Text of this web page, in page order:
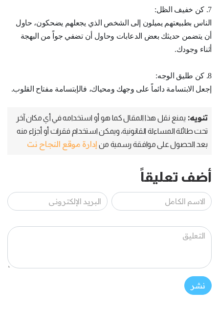
7. كن خفيف الظل:
الناس بطبيعتهم يميلون إلى الشخص الذي يجعلهم يضحكون، حاول
أن يتضمن حديثك بعض الدعابات وحاول أن تضفي جواً من البهجة
أثناء وجودك.
8. كن طليق الوجه:
إجعل الابتسامة دائماً على وجهك ومحياك، فالإبتسامة مفتاح القلوب.
تنويه: يمنع نقل هذا المقال كما هو أو استخدامه في أي مكان آخر
تحت طائلة المساءلة القانونية، ويمكن استخدام فقرات أو أجزاء منه
بعد الحصول على موافقة رسمية من إدارة موقع النجاح نت
أضف تعليقاً
نشر